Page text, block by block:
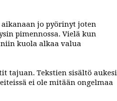
jo pyörinyt joten
pimennossa. Vielä kun
kuola alkaa valua
tajuan. Tekstien sisältö aukesi
ei ole mitään ongelmaa